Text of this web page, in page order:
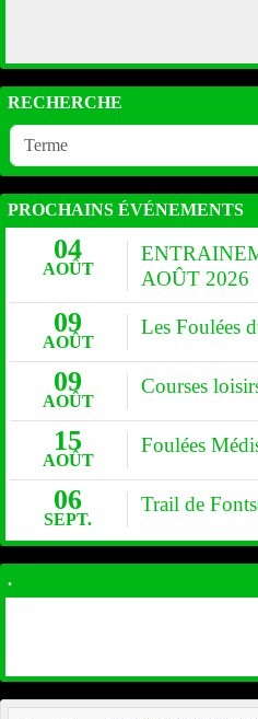
RECHERCHE
PROCHAINS ÉVÉNEMENTS
04
AOÛT
AOÛT 2026
09
AOÛT
Les Foulées
09
AOÛT
Courses
15
AOÛT
Foulées
06
SEPT.
Trail de
.